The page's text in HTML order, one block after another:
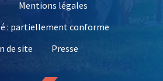
Mentions légales
: partiellement conforme
de site
Presse